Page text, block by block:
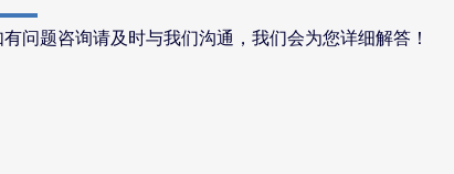
有问题咨询请及时与我们沟通，我们会为您详细解答！